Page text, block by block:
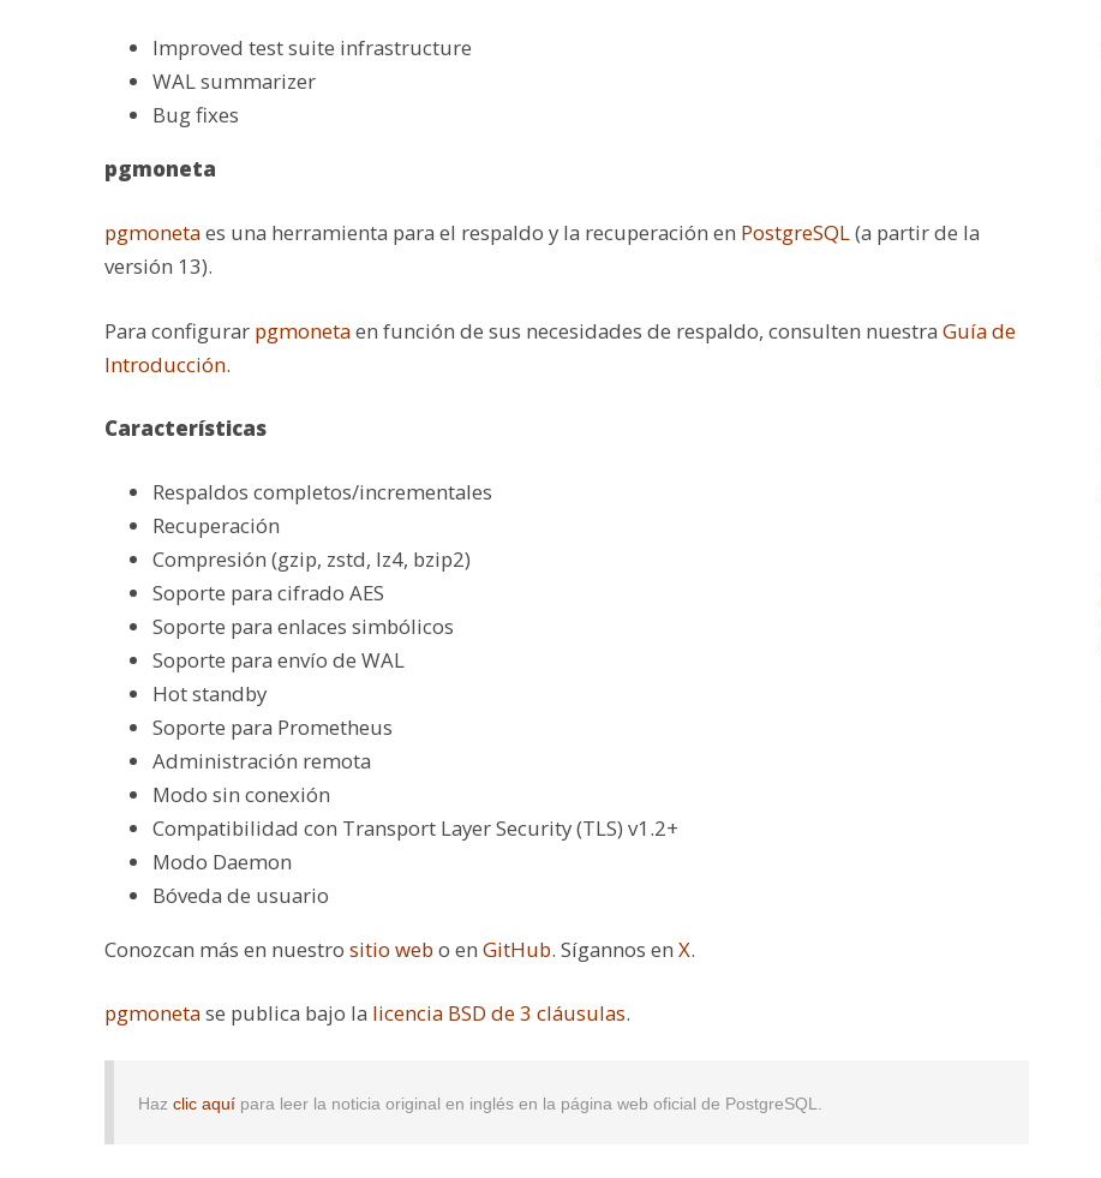
Improved test suite infrastructure
WAL summarizer
Bug fixes
pgmoneta
pgmonetaes una herramienta para el respaldo y la recuperación en PostgreSQL(a partir de la
versión 13).
Para configurar pgmonetaen función de sus necesidades de respaldo, consulten nuestra Guía de
Introducción.
Características
Respaldos completos/incrementales
Recuperación
Compresión (gzip, zstd, lz4, bzip2)
Soporte para cifrado AES
Soporte para enlaces simbólicos
Soporte para envío de WAL
Hot standby
Soporte para Prometheus
Administración remota
Modo sin conexión
Compatibilidad con Transport Layer Security (TLS) v1.2+
Modo Daemon
Bóveda de usuario
Conozcan más en nuestro sitio web o en GitHub. Sígannos en X.
pgmonetase publica bajo la licencia BSD de 3 cláusulas.
Haz clic aquí para leer la noticia original en inglés en la página web oficial de PostgreSQL.